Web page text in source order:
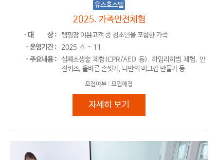
유스호스텔
2025. 가족안전체험
ㆍ대 상 :
캠핑장 이용고객 중 청소년을 포함한 가족
ㆍ운영기간 :
2025. 4. ~ 11.
ㆍ주요내용 :
심폐소생술 체험(CPR/AED 등). 하임리히법 체험, 안
전퀴즈, 올바른 손씻기, 나만의 머그컵 만들기 등
모집여부 : 모집예정
2025. 가족안전체험
자세히 보기